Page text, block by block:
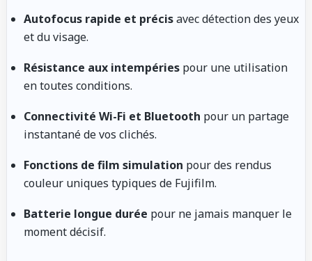
Autofocus rapide et précisavec détection des yeux
et du visage.
Résistance aux intempéries pour une utilisation
en toutes conditions.
Connectivité Wi-Fi et Bluetooth pour un partage
instantané de vos clichés.
Fonctions de film simulation pour des rendus
couleur uniques typiques de Fujifilm.
Batterie longue durée pour ne jamais manquer le
moment décisif.